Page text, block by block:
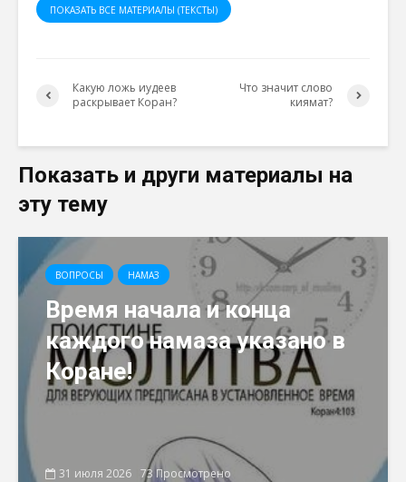
ПОКАЗАТЬ ВСЕ МАТЕРИАЛЫ (ТЕКСТЫ)
Какую ложь иудеев
раскрывает Коран?
Что значит слово
киямат?
Показать и други материалы на
эту тему
ВОПРОСЫ НАМАЗ
Время начала и конца
каждого намаза указано в
Коране!
31 июля 2026 73 Просмотрено